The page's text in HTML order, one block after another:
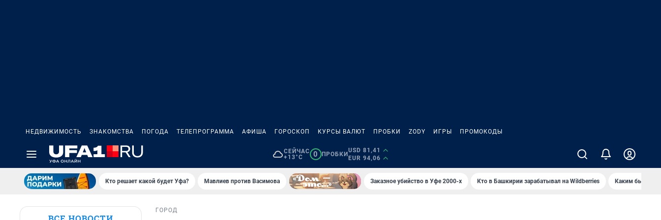
НЕДВИЖИМОСТЬ ЗНАКОМСТВА ПОГОДА ТЕЛЕПРОГРАММА АФИША ГОРОСКОП КУРСЫ ВАЛЮТ ПРОБКИ ZODY ИГРЫ ПРОМОКОДЫ
СЕЙЧАС
+13°C
0 ПРОБКИ
USD 81,41
EUR 94,06
Кто решает какой будет Уфа? Мавлиев против Васимова Заказное убийство в Уфе 2000-х Кто в Башкирии зарабатывал на Wildberries Каким было
ГОРОД